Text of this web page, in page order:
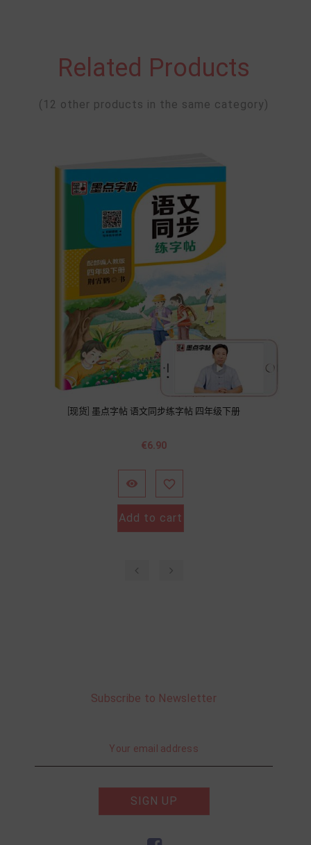
Related Products
(12 other products in the same category)
[现货] 墨点字帖 语文同步练字帖 四年级下册
價
€6.90
 
Add to cart
Subscribe to Newsletter
SIGN UP